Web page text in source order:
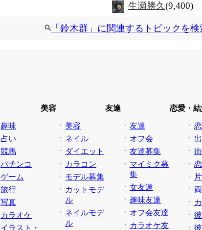
生瀬勝久(9,400)
「鈴木群」に関連するトピックを検
趣味
占い
競馬
パチンコ
ゲーム
旅行
写真
カラオケ
イラスト・
美容
美容
ネイル
ダイエット
カラコン
モデル募集
カットモデ
ル
ネイルモデ
ル
友達
友達
オフ会
友達募集
マイミク募
集
女友達
趣味友達
オフ会友達
カラオケ友
恋愛・